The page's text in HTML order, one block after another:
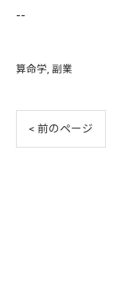
--
算命学 副業
< 前のページ